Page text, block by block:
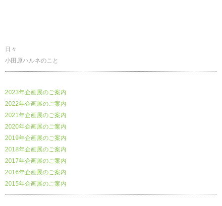
日々
小田原ハルネのこと
2023年企画展のご案内
2022年企画展のご案内
2021年企画展のご案内
2020年企画展のご案内
2019年企画展のご案内
2018年企画展のご案内
2017年企画展のご案内
2016年企画展のご案内
2015年企画展のご案内